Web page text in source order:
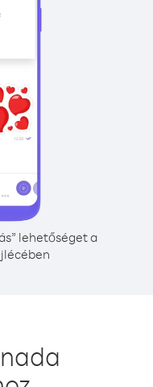
lehetőséget a